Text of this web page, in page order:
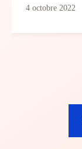
4 octobre 2022